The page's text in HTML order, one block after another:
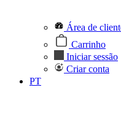
Área de
Carrinho
Iniciar sessão
Criar conta
PT